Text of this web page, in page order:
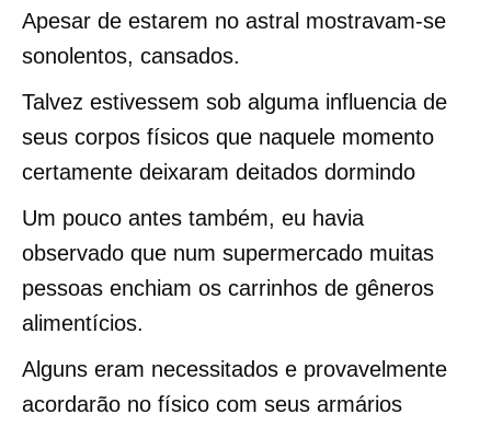
Apesar de estarem no astral mostravam-se
sonolentos, cansados.
Talvez estivessem sob alguma influencia de
seus corpos físicos que naquele momento
certamente deixaram deitados dormindo
Um pouco antes também, eu havia
observado que num supermercado muitas
pessoas enchiam os carrinhos de gêneros
alimentícios.
Alguns eram necessitados e provavelmente
acordarão no físico com seus armários